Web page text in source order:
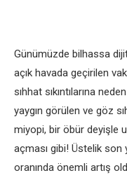
Günümüzde bilhassa
açık havada geçirilen
sıhhat sıkıntılarına
yaygın görülen ve göz
miyopi, bir öbür deyişle
açması gibi! Üstelik son
oranında önemli artış